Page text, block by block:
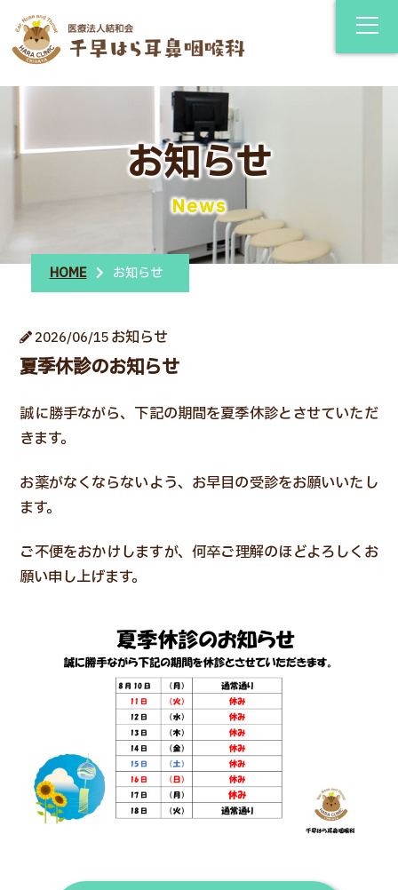
お知らせ
News
HOME お知らせ
2026/06/15お知らせ
夏季休診のお知らせ
誠に勝手ながら、下記の期間を夏季休診とさせていただ
きます。
お薬がなくならないよう、お早目の受診をお願いいたし
ます。
ご不便をおかけしますが、何卒ご理解のほどよろしくお
願い申し上げます。